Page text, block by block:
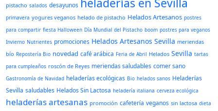
pistacho salados desayunos
primavera yogures veganos helado de pistacho Helados Artesanos postres
para compartir fiesta Halloween Día Mundial del Pistacho boom postres para veganos
Invierno Nutrientes promociones Helados Artesanos Sevilla meriendas
bío Repostería Bio novedad café arábica Feria de Abril Helados Sevilla tartas
para cumpleaños roscón de Reyes meriendas saludables comer sano
Gastronomía de Navidad heladerías ecológicas Bio helados sanos Heladerías
Sevilla saludables Helados Sin Lactosa heladería italiana cerveza ecológica
heladerías artesanas promoción cafetería veganos sin lactosa dieta